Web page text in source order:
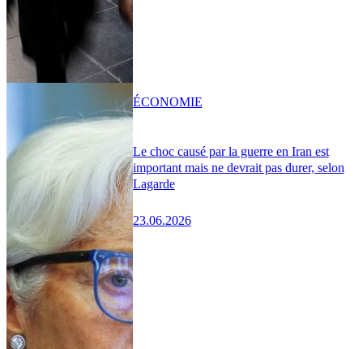
Le choc causé par la guerre en Iran est
important mais ne devrait pas durer, selon
Lagarde
23.06.2026
ÉCONOMIE